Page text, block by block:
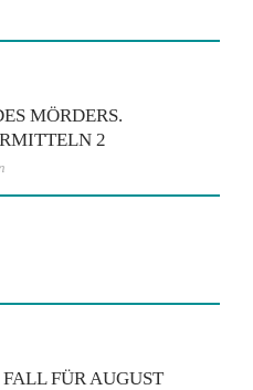
MÖRDERS.
2
FÜR AUGUST